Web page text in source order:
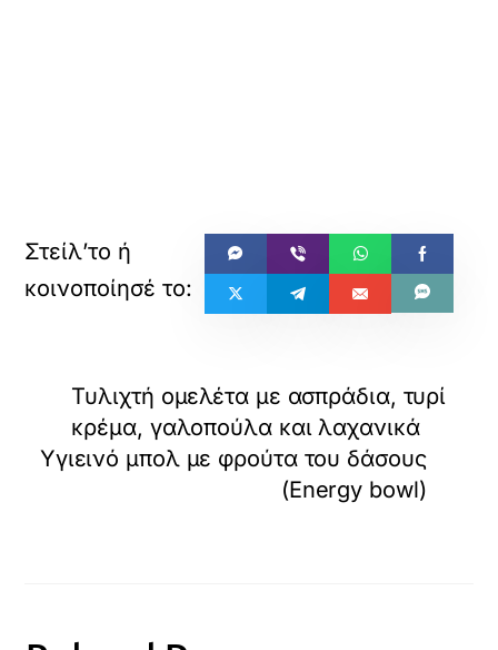
Τυλιχτή ομελέτα με ασπράδια, τυρί
κρέμα, γαλοπούλα και λαχανικά
Υγιεινό μπολ με φρούτα του δάσους
(Energy bowl)